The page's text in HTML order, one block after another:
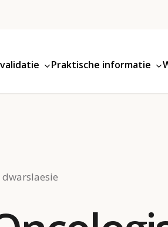
Praktische informatie